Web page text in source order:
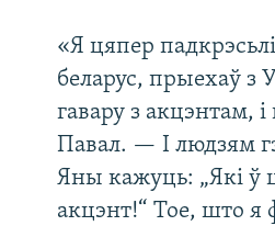
«Я цяпер
беларус, прыехаў з
гавару з акцэнтам,
Павал. — І людзям
Яны кажуць: „Які ў
акцэнт!“ Тое, што я